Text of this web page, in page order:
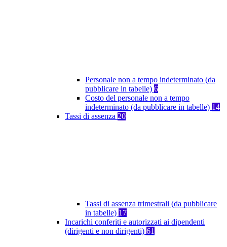
Personale non a tempo indeterminato (da
pubblicare in tabelle) 6
Costo del personale non a tempo
indeterminato (da pubblicare in tabelle) 14
Tassi di assenza 20
Tassi di assenza trimestrali (da pubblicare
in tabelle) 17
Incarichi conferiti e autorizzati ai dipendenti
(dirigenti e non dirigenti) 61